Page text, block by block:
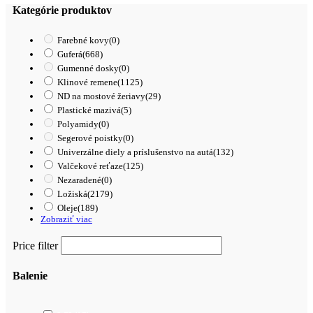
CX
Kategórie produktov
Farebné kovy(0)
Guferá(668)
Gumenné dosky(0)
Klinové remene(1125)
ND na mostové žeriavy(29)
Plastické mazivá(5)
Polyamidy(0)
Segerové poistky(0)
Univerzálne diely a príslušenstvo na autá(132)
Valčekové reťaze(125)
Nezaradené(0)
Ložiská(2179)
Oleje(189)
Zobraziť viac
Price filter
Balenie